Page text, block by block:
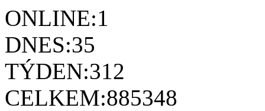
ONLINE:1
DNES:35
TÝDEN:312
CELKEM:885348